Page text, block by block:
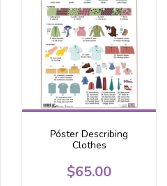
Póster Describing
Clothes
$65.00